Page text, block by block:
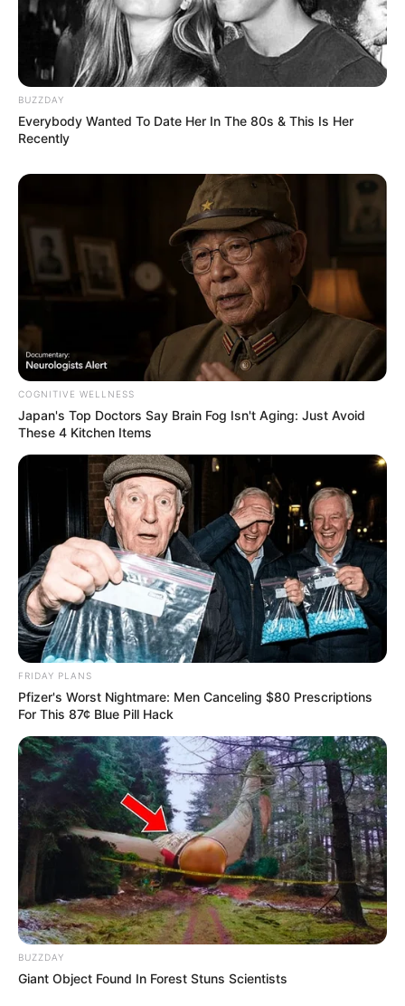
BUZZDAY
Everybody Wanted To Date Her In The 80s & This Is Her
Recently
COGNITIVE WELLNESS
Japan's Top Doctors Say Bra​in Fo​g Isn't Aging: Just Avoid
These 4 Kitchen Items
FRIDAY PLANS
Pfizer's Worst Nightmare: Men Canceling $80 Prescriptions
For This 87¢ Blue Pill Hack
BUZZDAY
Giant Object Found In Forest Stuns Scientists